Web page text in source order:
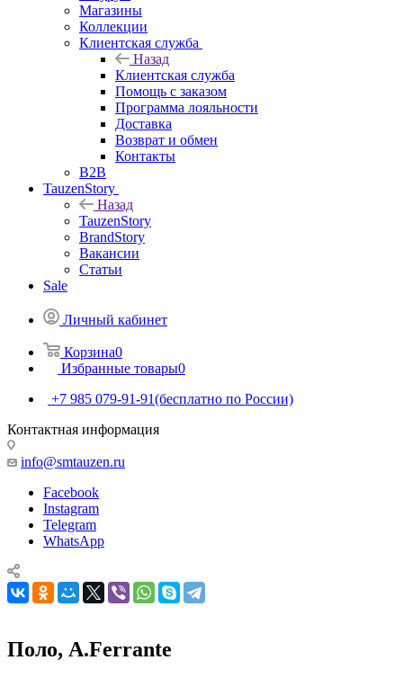
Магазины
Коллекции
Клиентская служба
Назад
Клиентская служба
Помощь с заказом
Программа лояльности
Доставка
Возврат и обмен
Контакты
B2B
TauzenStory
Назад
TauzenStory
BrandStory
Вакансии
Статьи
Sale
Личный кабинет
Корзина0
Избранные товары0
+7 985 079-91-91(бесплатно по России)
Контактная информация
info@smtauzen.ru
Facebook
Instagram
Telegram
WhatsApp
Поло, A.Ferrante